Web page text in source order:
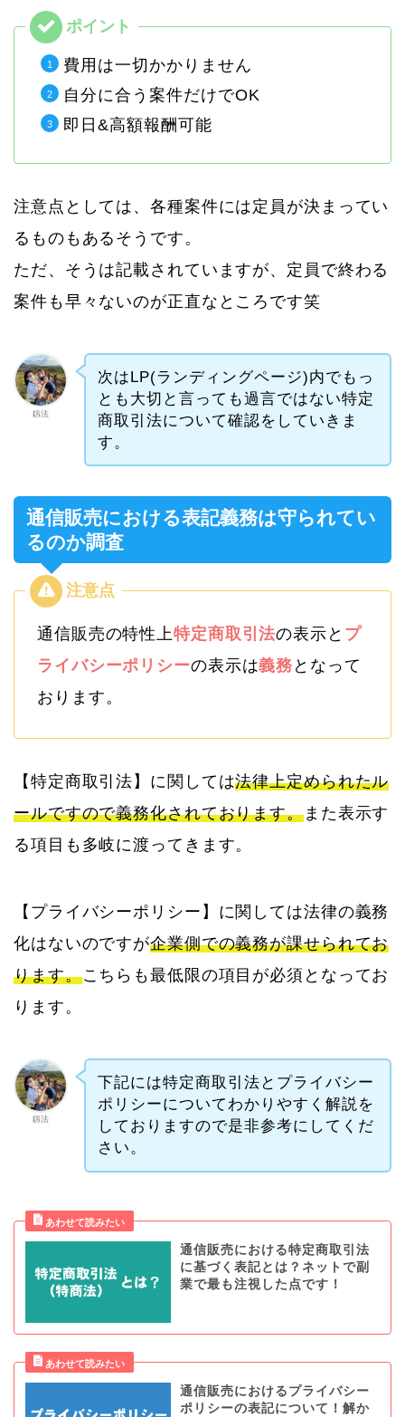
費用は一切かかりません
自分に合う案件だけでOK
即日&高額報酬可能
注意点としては、各種案件には定員が決まってい
るものもあるそうです。
ただ、そうは記載されていますが、定員で終わる
案件も早々ないのが正直なところです笑
釼法
次はLP(ランディングページ)内でもっ
とも大切と言っても過言ではない特定
商取引法について確認をしていきま
す。
通信販売における表記義務は守られてい
るのか調査
通信販売の特性上特定商取引法の表示と プ
ライバシーポリシーの表示は義務 となって
おります。
【特定商取引法】に関しては法律上定められたル
ールですので義務化されております。また表示す
る項目も多岐に渡ってきます。
【プライバシーポリシー】に関しては法律の義務
化はないのですが企業側での義務が課せられてお
ります。こちらも最低限の項目が必須となってお
ります。
釼法
下記には特定商取引法とプライバシー
ポリシーについてわかりやすく解説を
しておりますので是非参考にしてくだ
さい。
通信販売における特定商取引法
に基づく表記とは？ネットで副
業で最も注視した点です！
通信販売におけるプライバシー
ポリシーの表記について！解か